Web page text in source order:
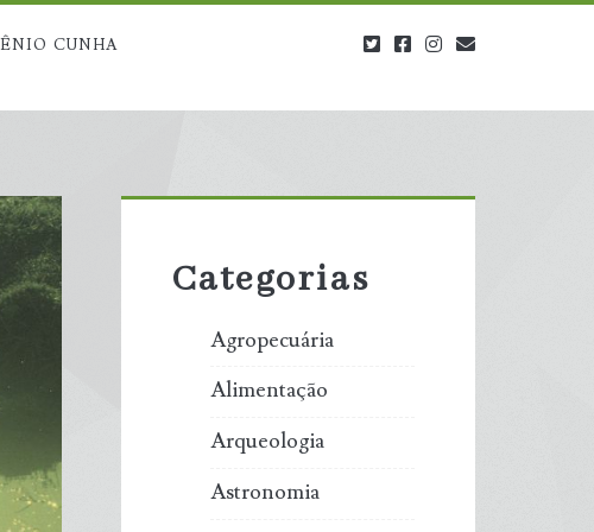
CUNHA twitterfacebookinstagram
Sidebar
Categorias
Agropecuária
Alimentação
Arqueologia
Astronomia